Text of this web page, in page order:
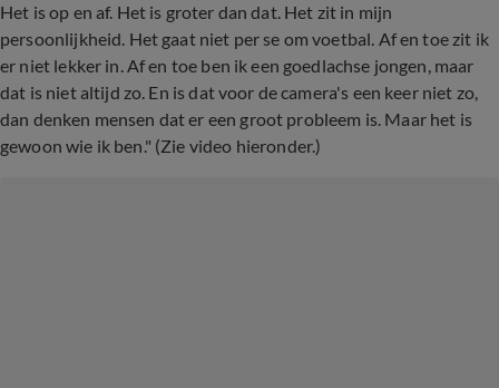
Het is op en af. Het is groter dan dat. Het zit in mijn
persoonlijkheid. Het gaat niet per se om voetbal. Af en toe zit ik
er niet lekker in. Af en toe ben ik een goedlachse jongen, maar
dat is niet altijd zo. En is dat voor de camera's een keer niet zo,
dan denken mensen dat er een groot probleem is. Maar het is
gewoon wie ik ben." (Zie video hieronder.)